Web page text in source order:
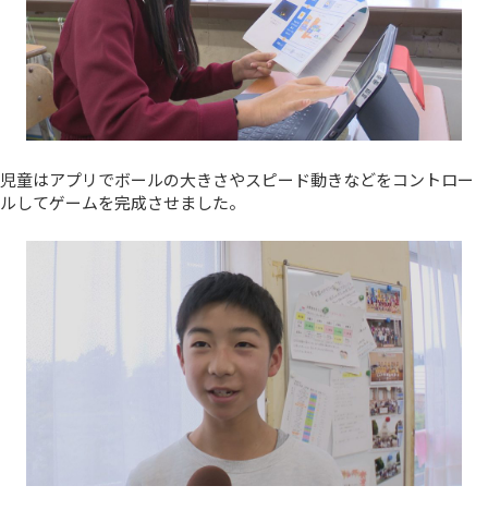
児童はアプリでボールの大きさやスピード動きなどをコントロー
ルしてゲームを完成させました。